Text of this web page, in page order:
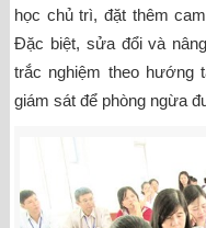
học chủ trì, đặt thêm
Đặc biệt, sửa đổi và
trắc nghiệm theo hướng
giám sát để phòng ngừa